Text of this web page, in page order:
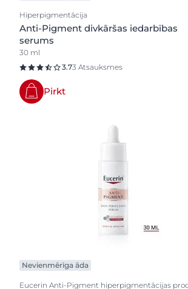
Hiperpigmentācija
Anti-Pigment divkāršas iedarbības
serums
30 ml
3.73 Atsauksmes
Pirkt
Nevienmērīga āda
Eucerin Anti-Pigment hiperpigmentācijas